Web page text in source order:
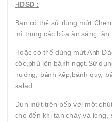
HDSD :
Bạn có thể sử dụng mứt
mì trong các bữa ăn sáng, ăn
Hoặc có thể dùng mứt Anh
cốc,phủ lên bánh ngọt.Sử
nướng, bánh kếp,bánh quy,
salad.
Đun mứt trên bếp với một
cho đến khi tan chảy và lỏng,